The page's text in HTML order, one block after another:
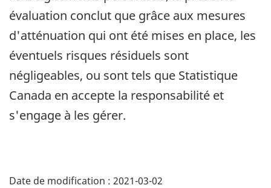
évaluation conclut que grâce aux mesures
d'atténuation qui ont été mises en place, les
éventuels risques résiduels sont
négligeables, ou sont tels que Statistique
Canada en accepte la responsabilité et
s'engage à les gérer.
Date de modification : 2021-03-02